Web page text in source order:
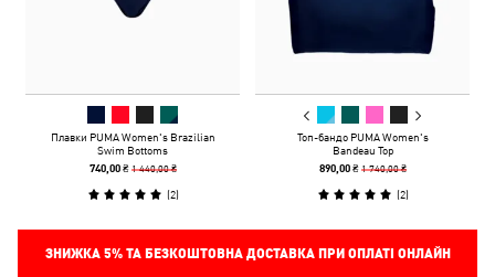
Плавки PUMA Women's Brazilian
Swim Bottoms
740,00 ₴ 1 440,00 ₴
(2)
Топ-бандо PUMA Women's
Bandeau Top
890,00 ₴ 1 740,00 ₴
(2)
ЗНИЖКА 5%ТА БЕЗКОШТОВНА ДОСТАВКА ПРИ ОПЛАТІ ОНЛАЙН